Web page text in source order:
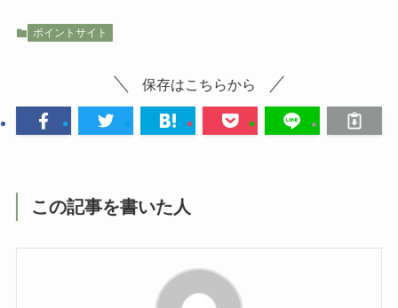
ポイントサイト
保存はこちらから
この記事を書いた人